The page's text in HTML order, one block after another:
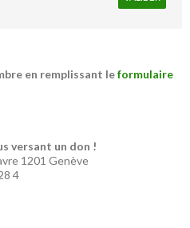
en remplissant leformulaire
versant un don !
1201 Genève
4